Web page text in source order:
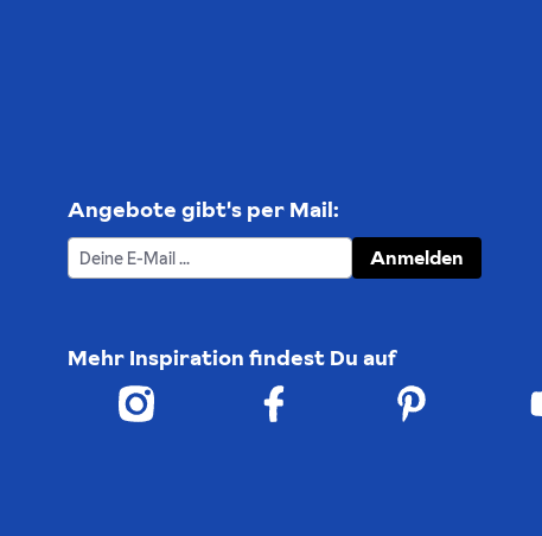
Angebote gibt's per Mail:
Anmelden
Mehr Inspiration findest Du auf